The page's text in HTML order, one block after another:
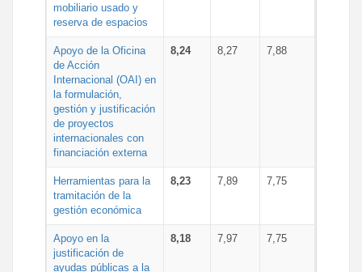
mobiliario usado y
reserva de espacios
Apoyo de la Oficina
de Acción
Internacional (OAI) en
la formulación,
gestión y justificación
de proyectos
internacionales con
financiación externa
8,24 8,27 7,88
Herramientas para la
tramitación de la
gestión económica
8,23 7,89 7,75
Apoyo en la
justificación de
ayudas públicas a la
8,18 7,97 7,75